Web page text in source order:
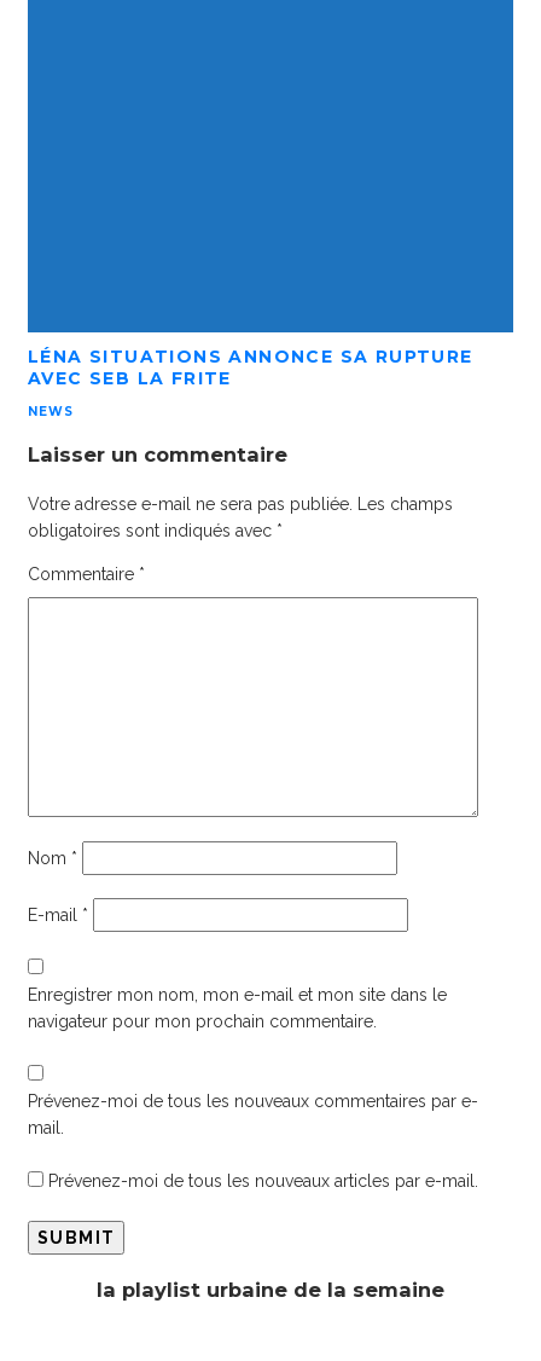
LÉNA SITUATIONS ANNONCE SA RUPTURE
AVEC SEB LA FRITE
NEWS
Laisser un commentaire
Votre adresse e-mail ne sera pas publiée.
Les champs
obligatoires sont indiqués avec *
Commentaire *
Nom *
E-mail *
Enregistrer mon nom, mon e-mail et mon site dans le
navigateur pour mon prochain commentaire.
Prévenez-moi de tous les nouveaux commentaires par e-
mail.
Prévenez-moi de tous les nouveaux articles par e-mail.
la playlist urbaine de la semaine